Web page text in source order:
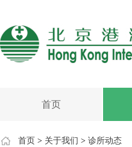
首页
首页 > 关于我们 > 诊所动态